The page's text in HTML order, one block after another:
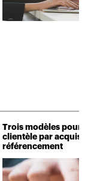
Trois modèles pour
clientèle par
référencement